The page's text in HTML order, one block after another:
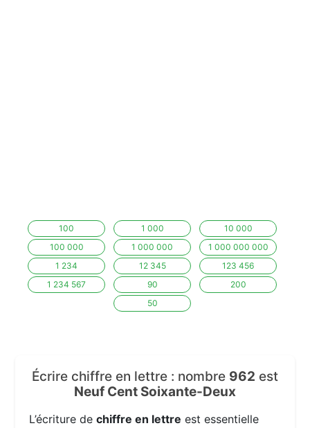
100 1 000
10 000
100 000
1 000 000
1 000 000 000
1 234
12 345
123 456
1 234 567
90
200
50
Écrire chiffre en lettre : nombre 962 est
Neuf Cent Soixante-Deux
L’écriture dechiffre en lettre est essentielle